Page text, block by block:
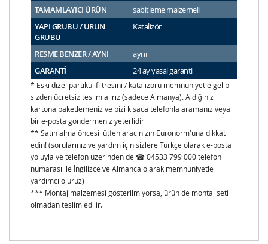
TAMAMLAYICI ÜRÜN
sabitleme malzemeli
YAPI GRUBU / ÜRÜN
GRUBU
Katalizör
RESME BENZER / AYNI
aynı
GARANTİ
24 ay yasal garanti
* Eski dizel partikül filtresini / katalizörü memnuniyetle gelip
sizden ücretsiz teslim alırız (sadece Almanya). Aldığınız
kartona paketlemeniz ve bizi kısaca telefonla aramanız veya
bir e-posta göndermeniz yeterlidir
** Satın alma öncesi lütfen aracınızın Euronorm'una dikkat
edin! (sorularınız ve yardım için sizlere Türkçe olarak e-posta
yoluyla ve telefon üzerinden de ☎ 04533 799 000 telefon
numarası ile İngilizce ve Almanca olarak memnuniyetle
yardımcı oluruz)
*** Montaj malzemesi gösterilmiyorsa, ürün de montaj seti
olmadan teslim edilir.